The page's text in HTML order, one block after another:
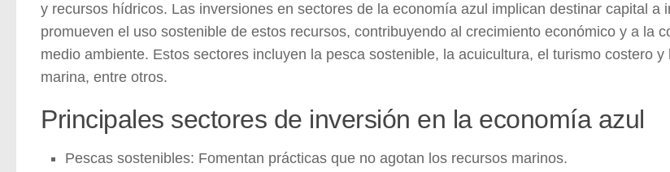
y recursos hídricos. Las inversiones en sectores de la economía azul implican destinar capital a
promueven el uso sostenible de estos recursos, contribuyendo al crecimiento económico y a la
medio ambiente. Estos sectores incluyen la pesca sostenible, la acuicultura, el turismo costero y
marina, entre otros.
Principales sectores de inversión en la economía azul
Pescas sostenibles: Fomentan prácticas que no agotan los recursos marinos.